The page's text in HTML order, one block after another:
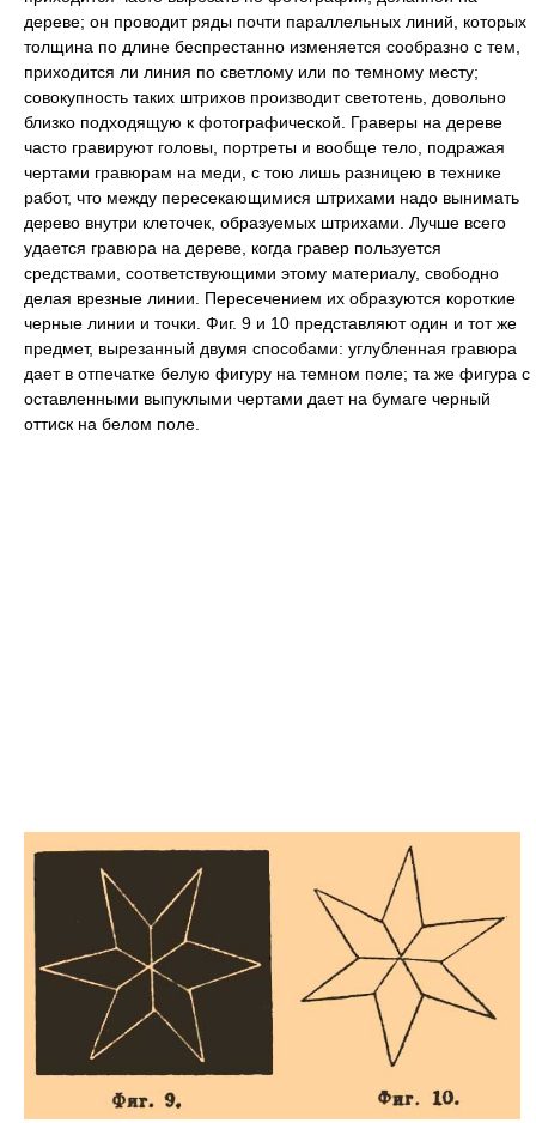
дереве; он проводит ряды почти параллельных линий, которых
толщина по длине беспрестанно изменяется сообразно с тем,
приходится ли линия по светлому или по темному месту;
совокупность таких штрихов производит светотень, довольно
близко подходящую к фотографической. Граверы на дереве
часто гравируют головы, портреты и вообще тело, подражая
чертами гравюрам на меди, с тою лишь разницею в технике
работ, что между пересекающимися штрихами надо вынимать
дерево внутри клеточек, образуемых штрихами. Лучше всего
удается гравюра на дереве, когда гравер пользуется
средствами, соответствующими этому материалу, свободно
делая врезные линии. Пересечением их образуются короткие
черные линии и точки. Фиг. 9 и 10 представляют один и тот же
предмет, вырезанный двумя способами: углубленная гравюра
дает в отпечатке белую фигуру на темном поле; та же фигура с
оставленными выпуклыми чертами дает на бумаге черный
оттиск на белом поле.